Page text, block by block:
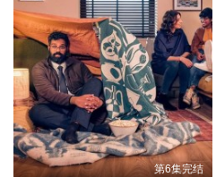
第6集完结